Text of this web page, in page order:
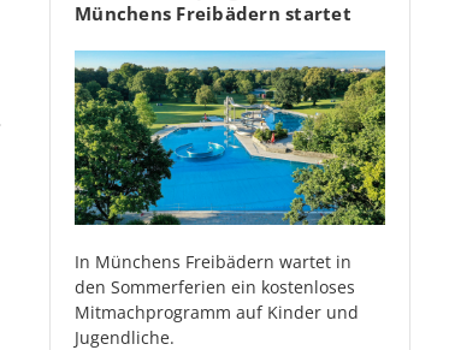
Münchens Freibädern startet
In Münchens Freibädern wartet in
den Sommerferien ein kostenloses
Mitmachprogramm auf Kinder und
Jugendliche.